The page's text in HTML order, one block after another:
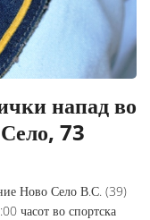
напад во
73
Ново Село В.С. (39)
часот во спортска